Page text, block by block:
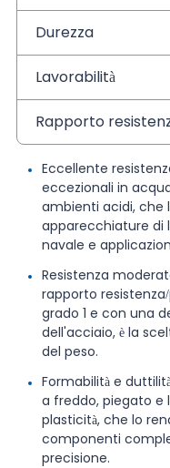
Durezza
Lavorabilità
Rapporto
Eccellente
eccezionali in
ambienti acidi, che
apparecchiature di
navale e
Resistenza
rapporto
grado 1 e con una
dell'acciaio, è la
del peso.
Formabilità e
a freddo, piegato e
plasticità, che lo
componenti
precisione.